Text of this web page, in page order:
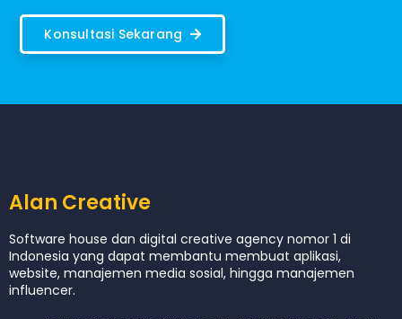
Konsultasi Sekarang
Alan Creative
Software house dan digital creative agency nomor 1 di
Indonesia yang dapat membantu membuat aplikasi,
website, manajemen media sosial, hingga manajemen
influencer.